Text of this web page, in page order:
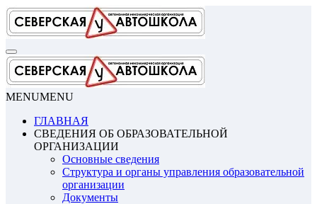
Перейти
содержимому
MENUMENU
ГЛАВНАЯ
СВЕДЕНИЯ ОБ ОБРАЗОВАТЕЛЬНОЙ
ОРГАНИЗАЦИИ
Основные сведения
Структура и органы управления образовательной
организации
Документы